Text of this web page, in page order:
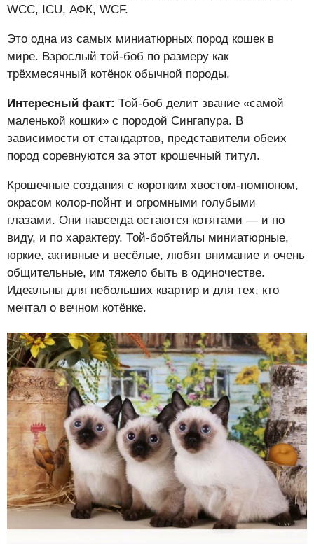
WCC, ICU, АФК, WCF.
Это одна из самых миниатюрных пород кошек в
мире. Взрослый той-боб по размеру как
трёхмесячный котёнок обычной породы.
Интересный факт: Той-боб делит звание «самой
маленькой кошки» с породой Сингапура. В
зависимости от стандартов, представители обеих
пород соревнуются за этот крошечный титул.
Крошечные создания с коротким хвостом-помпоном,
окрасом колор-пойнт и огромными голубыми
глазами. Они навсегда остаются котятами — и по
виду, и по характеру. Той-бобтейлы миниатюрные,
юркие, активные и весёлые, любят внимание и очень
общительные, им тяжело быть в одиночестве.
Идеальны для небольших квартир и для тех, кто
мечтал о вечном котёнке.